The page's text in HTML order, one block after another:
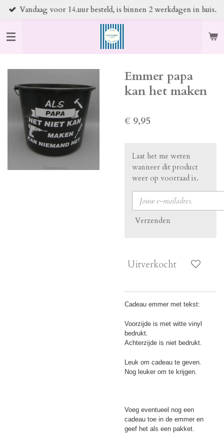
Ga
naar
de
hoofdinhoud
Vandaag voor 14.uur besteld, is binnen 2 werkdagen in huis.
Emmer papa
kan het maken
€ 9,95
Laat het me weten
wanneer dit product
weer op voorraad is.
Verzenden
Uitverkocht
Cadeau emmer met tekst:
Voorzijde is met witte vinyl
bedrukt.
Achterzijde is niet bedrukt.
Leuk om cadeau te geven.
Nog leuker om te krijgen.
Voeg eventueel nog een
cadeau toe in de emmer en
geef het als een pakket.